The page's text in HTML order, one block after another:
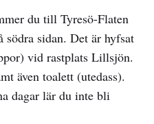
du till Tyresö-Flaten
södra sidan. Det är hyfsat
vid rastplats Lillsjön.
även toalett (utedass).
dagar lär du inte bli